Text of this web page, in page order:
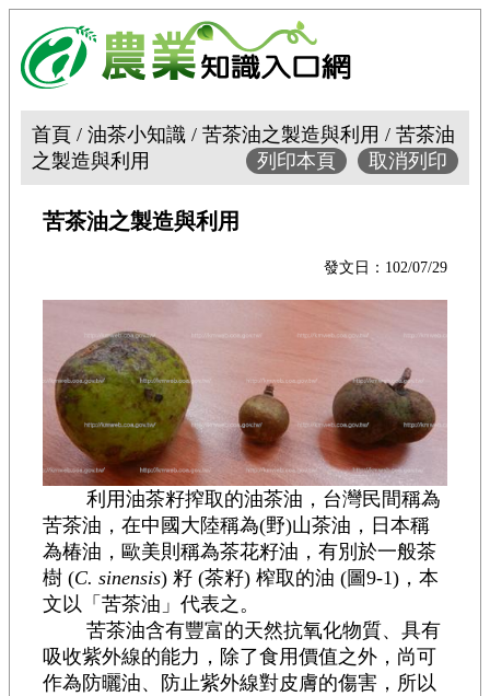
首頁 / 油茶小知識 / 苦茶油之製造與利用 / 苦茶油
之製造與利用
取消列印
列印本頁
苦茶油之製造與利用
發文日：102/07/29
利用油茶籽搾取的油茶油，台灣民間稱為
苦茶油，在中國大陸稱為(野)山茶油，日本稱
為椿油，歐美則稱為茶花籽油，有別於一般茶
樹 (C. sinensis) 籽 (茶籽) 榨取的油 (圖9-1)，本
文以「苦茶油」代表之。
苦茶油含有豐富的天然抗氧化物質、具有
吸收紫外線的能力，除了食用價值之外，尚可
作為防曬油、防止紫外線對皮膚的傷害，所以